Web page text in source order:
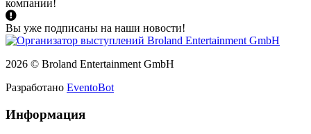
компании!
Вы уже подписаны на наши новости!
2026 © Broland Entertainment GmbH
Разработано EventoBot
Информация